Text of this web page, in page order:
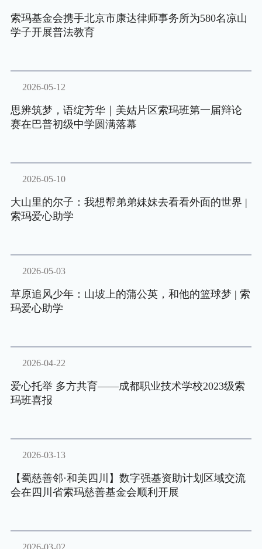
索玛基金会携手北京市康达律师事务所为580名凉山
学子开展普法教育
2026-05-12
思辨筑梦，语绽芳华｜美姑片区索玛班第一届辩论
赛在巴普初级中学圆满落幕
2026-05-10
大山里的尔子：我想帮弟弟妹妹去看看外面的世界 |
索玛爱心助学
2026-05-03
草原追风少年：山坡上的蒲公英，和他的篮球梦 | 索
玛爱心助学
2026-04-22
爱心托举 多方共育——成都职业技术学校2023级索
玛班喜报
2026-03-13
【蜀慈善邻·和美四川】数字强基资助计划区域交流
会在四川省索玛慈善基金会顺利开展
2026-03-02